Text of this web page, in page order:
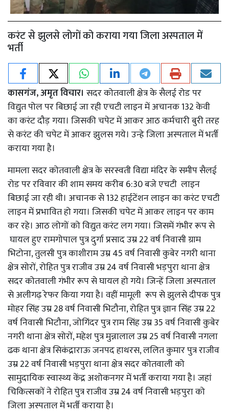
करंट से झुलसे लोगों को कराया गया जिला अस्पताल में
भर्ती
कासगंज, अमृत विचार। सदर कोतवाली क्षेत्र के सैलई रोड पर
विद्युत पोल पर बिछाई जा रही एचटी लाइन में अचानक 132 केवी
का करंट दौड़ गया। जिसकी चपेट में आकर आठ कर्मचारी बुरी तरह
से करंट की चपेट में आकर झुलस गये। उन्हे जिला अस्पताल में भर्ती
कराया गया है।
मामला सदर कोतवाली क्षेत्र के सरस्वती विद्या मंदिर के समीप सैलई
रोड पर रविवार की शाम समय करीब 6:30 बजे एचटी लाइन
बिछाई जा रही थी। अचानक से 132 हाईटेंशन लाइन का करंट एचटी
लाइन में प्रभावित हो गया। जिसकी चपेट में आकर लाइन पर काम
कर रहे। आठ लोगों को विद्युत करंट लग गया। जिसमें गंभीर रूप से
घायल हुए रामगोपाल पुत्र दुर्गा प्रसाद उम्र 22 वर्ष निवासी ग्राम
भिटोना, तुलसी पुत्र काशीराम उम्र 45 वर्ष निवासी कुबेर नगरी थाना
क्षेत्र सोरों, रोहित पुत्र राजीव उम्र 24 वर्ष निवासी भड़पुरा थाना क्षेत्र
सदर कोतवाली गंभीर रूप से घायल हो गये। जिन्हें जिला अस्पताल
से अलीगढ़ रेफर किया गया है। वहीं मामूली रूप से झुलसे दीपक पुत्र
मोहर सिंह उम्र 28 वर्ष निवासी भिटौना, रोहित पुत्र ज्ञान सिंह उम्र 22
वर्ष निवासी भिटौना, जोगिंदर पुत्र राम सिंह उम्र 35 वर्ष निवासी कुबेर
नगरी थाना क्षेत्र सोरों, महेश पुत्र मुन्नालाल उम्र 25 वर्ष निवासी नगला
ढक थाना क्षेत्र सिकंद्राराऊ जनपद हाथरस, ललित कुमार पुत्र राजीव
उम्र 22 वर्ष निवासी भड़पुरा थाना क्षेत्र सदर कोतवाली को
सामुदायिक स्वास्थ्य केंद्र अशोकनगर में भर्ती कराया गया है। जहां
चिकित्सकों ने रोहित पुत्र राजीव उम्र 24 वर्ष निवासी भड़पुरा को
जिला अस्पताल में भर्ती कराया है।